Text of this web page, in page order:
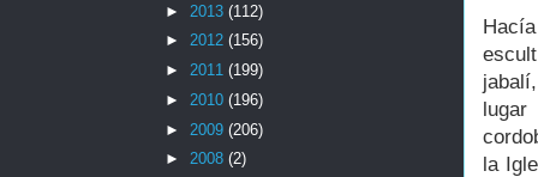
lugar
la
► 2013 (112)
► 2012 (156)
► 2011 (199)
► 2010 (196)
► 2009 (206)
► 2008 (2)